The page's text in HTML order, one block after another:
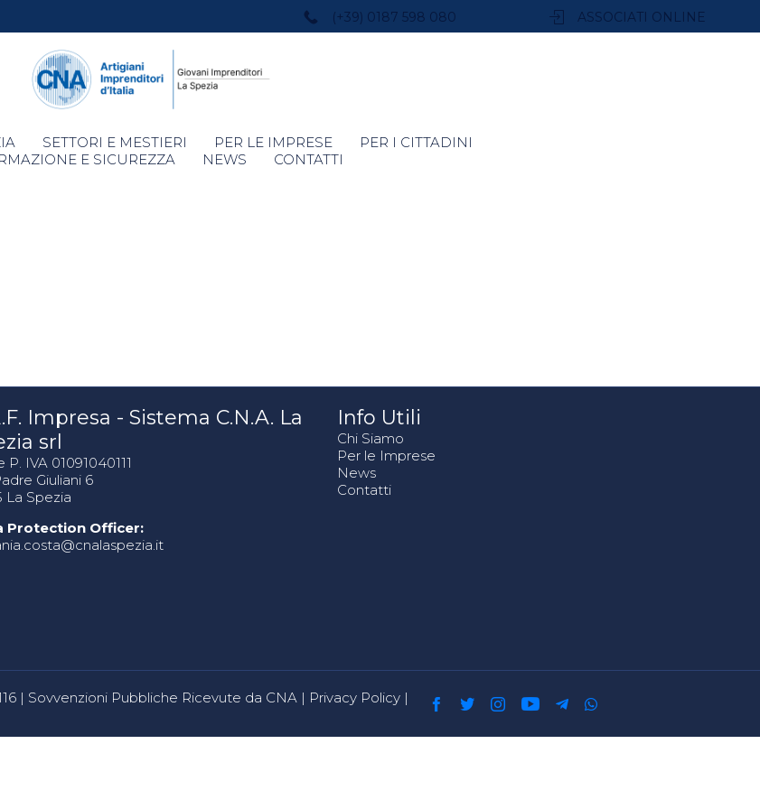
(+39) 0187 598 080 ASSOCIATI ONLINE
Skip
to
SETTORI E MESTIERI PER LE IMPRESE
PER I CITTADINI
E SICUREZZA
NEWS CONTATTI
Impresa - Sistema C.N.A. La
srl
P. IVA 01091040111
Giuliani 6
La Spezia
Protection Officer:
Info Utili
Chi Siamo
Per le Imprese
News
Contatti
| Sovvenzioni Pubbliche Ricevute da CNA | Privacy Policy |